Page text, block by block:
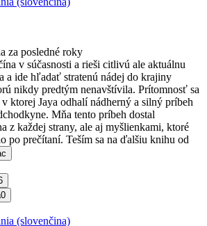
za posledné roky
v súčasnosti a rieši citlivú ale aktuálnu
a ide hľadať stratenú nádej do krajiny
nikdy predtým nenavštívila. Prítomnosť sa
ktorej Jaya odhalí nádherný a silný príbeh
Mňa tento príbeh dostal
z každej strany, ale aj myšlienkami, ktoré
po prečítaní. Teším sa na ďalšiu knihu od
0
(slovenčina)